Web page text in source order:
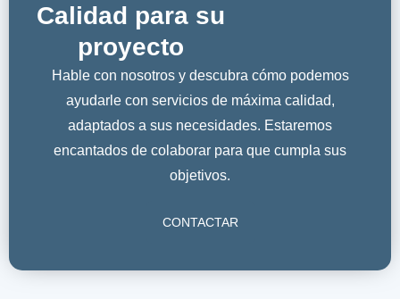
Calidad para su
proyecto
Hable con nosotros y descubra cómo podemos
ayudarle con servicios de máxima calidad,
adaptados a sus necesidades. Estaremos
encantados de colaborar para que cumpla sus
objetivos.
CONTACTAR